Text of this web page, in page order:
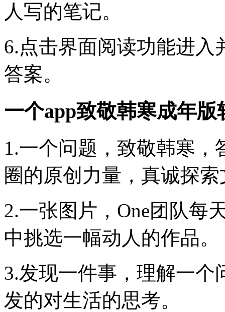
人写的笔记。
6.点击界面阅读功能进
答案。
一个app致敬韩寒成年版
1.一个问题，致敬韩寒
圈的原创力量，真诚探
2.一张图片，One团队每
中挑选一幅动人的作品。
3.发现一件事，理解一
发的对生活的思考。